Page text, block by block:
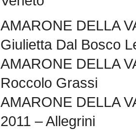
AMARONE DELLA
Giulietta Dal Bosco
AMARONE DELLA
Roccolo Grassi
AMARONE DELLA
2011 – Allegrini